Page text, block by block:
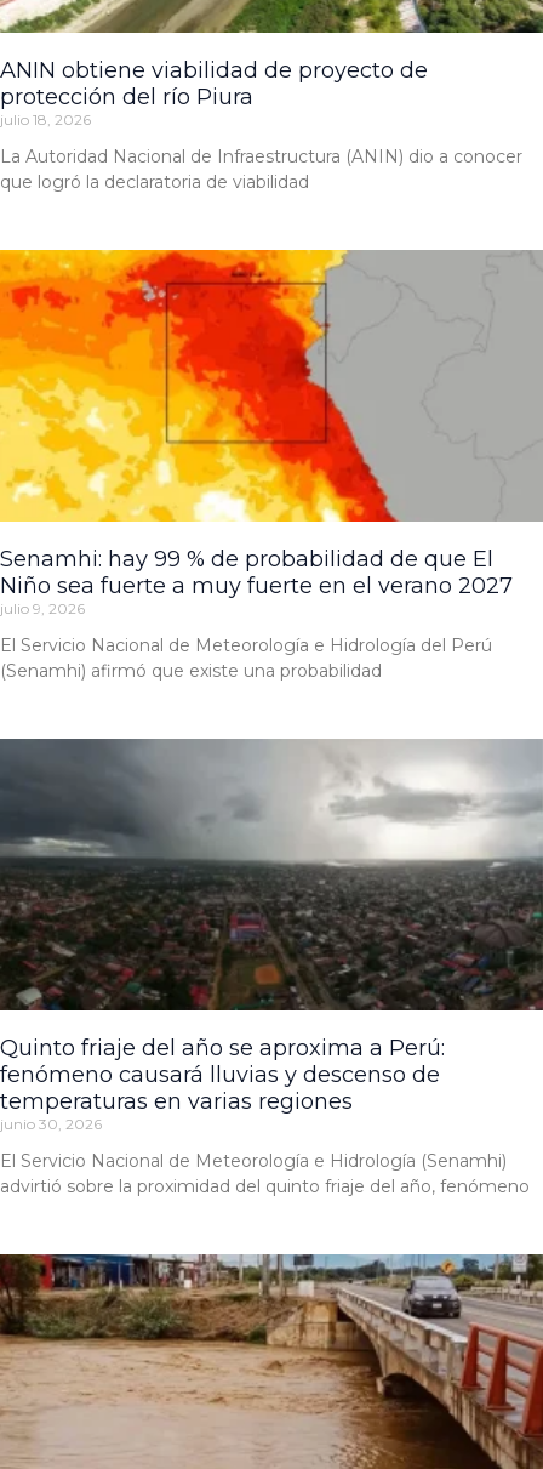
ANIN obtiene viabilidad de proyecto de
protección del río Piura
julio 18, 2026
La Autoridad Nacional de Infraestructura (ANIN) dio a conocer
que logró la declaratoria de viabilidad
Senamhi: hay 99 % de probabilidad de que El
Niño sea fuerte a muy fuerte en el verano 2027
julio 9, 2026
El Servicio Nacional de Meteorología e Hidrología del Perú
(Senamhi) afirmó que existe una probabilidad
Quinto friaje del año se aproxima a Perú:
fenómeno causará lluvias y descenso de
temperaturas en varias regiones
junio 30, 2026
El Servicio Nacional de Meteorología e Hidrología (Senamhi)
advirtió sobre la proximidad del quinto friaje del año, fenómeno